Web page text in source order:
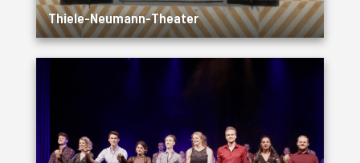
Thiele-Neumann-Theater